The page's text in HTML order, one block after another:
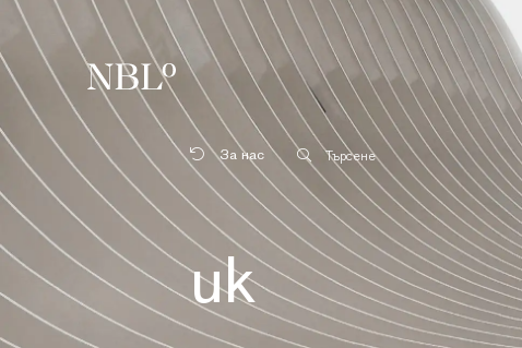
New Balkans Law Office
За нас Търсене
uk